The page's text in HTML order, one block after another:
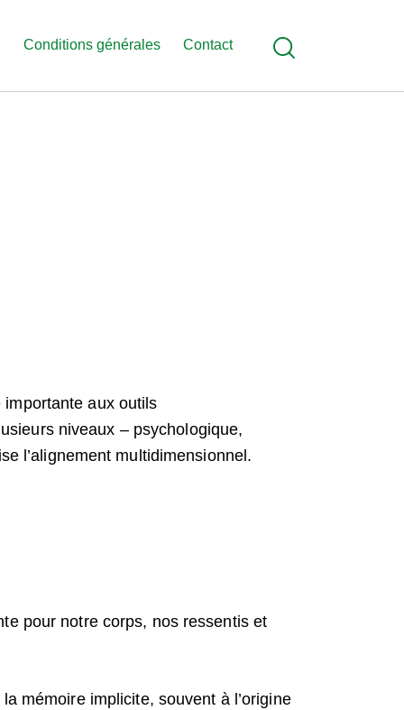
Conditions générales Contact
aux outils
niveaux – psychologique,
l’alignement multidimensionnel.
pour notre corps, nos ressentis et
mémoire implicite, souvent à l’origine